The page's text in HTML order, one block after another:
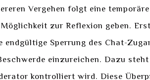
Vergehen folgt eine
zur Reflexion geben.
Sperrung des Chat-
einzureichen. Dazu
kontrolliert wird. Diese